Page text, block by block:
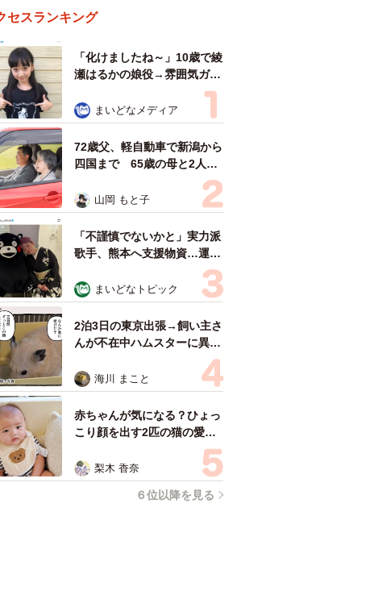
セスランキング
「化けましたね～」10歳で綾
瀬はるかの娘役→雰囲気ガラ
リの18歳に成長 「メイクで
雰囲気が」「宝塚に入れそ
う」
まいどなメディア
72歳父、軽自動車で新潟から
四国まで 65歳の母と2人で
3泊4日の旅 パーキングの休
憩まで分刻み… 「大学生で
も組まねえよ！」
山岡 もと子
「不謹慎でないかと」実力派
歌手、熊本へ支援物資…運搬
トラックの車体デザインにた
めらい 「痛いほど伝わる」
「行動され立派」
まいどなトピック
2泊3日の東京出張→飼い主さ
んが不在中ハムスターに異
変 眉間にできた深いしわ、
「急に老けた？」【漫画】
海川 まこと
赤ちゃんが気になる？ひょっ
こり顔を出す2匹の猫の愛ら
しさに悶絶…！ 「こんなか
わいい構図あります？」「ベ
ストショットすぎる！」
梨木 香奈
６位以降を見る